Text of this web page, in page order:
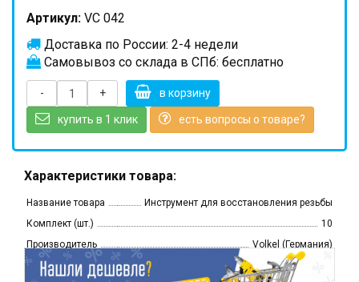
Артикул: VC 042
Доставка по России: 2-4 недели
Самовывоз со склада в СПб: бесплатно
- + в корзину
купить в 1 клик есть вопросы о товаре?
Характеристики товара:
Название товара
Инструмент для восстановления резьбы
Комплект (шт.)
10
Производитель
Volkel (Германия)